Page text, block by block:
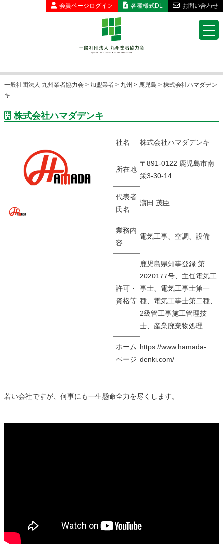
会員ページ ログイン 各種様式DL お問い合わせ
一般社団法人 九州業者協力会> 加盟業者> 九州 > 鹿児島 > 株式会社ハマダデン
キ
株式会社ハマダデンキ
社名 株式会社ハマダデンキ
所在地
〒891-0122 鹿児島市南
栄3-30-14
代表者
氏名
濵田 茂臣
業務内
容
電気工事、空調、設備
許可・
資格等
鹿児島県知事登録 第
2020177号、主任電気工
事士、電気工事士第一
種、電気工事士第二種、
2級管工事施工管理技
士、産業廃棄物処理
ホーム
ページ
https://www.hamada-
denki.com/
若い会社ですが、何事にも一生懸命全力を尽くします。